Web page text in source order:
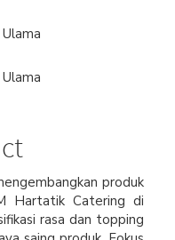
produk
Hartatik Catering di
rasa dan topping